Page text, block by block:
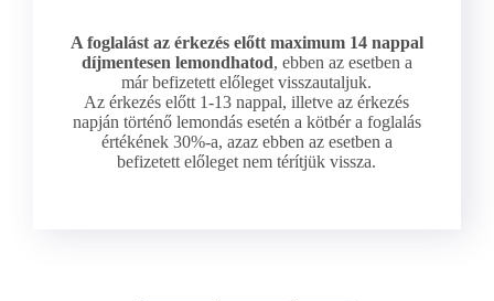
A foglalást az érkezés előtt maximum 14 nappal
díjmentesen lemondhatod, ebben az esetben a
már befizetett előleget visszautaljuk.
Az érkezés előtt 1-13 nappal, illetve az érkezés
napján történő lemondás esetén a kötbér a foglalás
értékének 30%-a, azaz ebben az esetben a
befizetett előleget nem térítjük vissza.